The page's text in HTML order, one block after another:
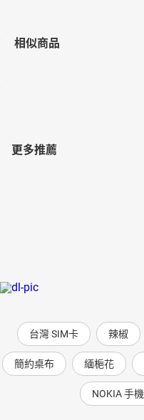
相似商品
更多推薦
台灣 SIM卡 辣椒
簡約桌布 緬梔花
NOKIA 手機